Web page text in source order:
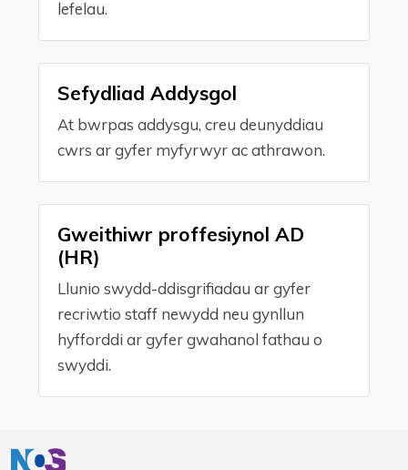
lefelau.
Sefydliad Addysgol
At bwrpas addysgu, creu deunyddiau
cwrs ar gyfer myfyrwyr ac athrawon.
Gweithiwr proffesiynol AD
(HR)
Llunio swydd-ddisgrifiadau ar gyfer
recriwtio staff newydd neu gynllun
hyfforddi ar gyfer gwahanol fathau o
swyddi.